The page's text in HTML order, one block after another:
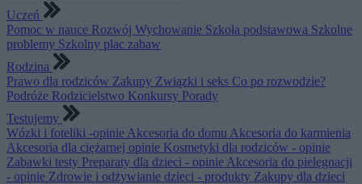
Uczeń
Pomoc w nauce Rozwój Wychowanie Szkoła podstawowa Szkolne
problemy Szkolny plac zabaw
Rodzina
Prawo dla rodziców Zakupy Związki i seks Co po rozwodzie?
Podróże Rodzicielstwo Konkursy Porady
Testujemy
Wózki i foteliki -opinie Akcesoria do domu Akcesoria do karmienia
Akcesoria dla ciężarnej opinie Kosmetyki dla rodziców - opinie
Zabawki testy Preparaty dla dzieci - opinie Akcesoria do pielęgnacji
- opinie Zdrowie i odżywianie dzieci - produkty Zakupy dla dzieci